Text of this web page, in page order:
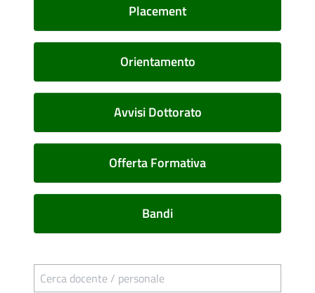
Placement
Orientamento
Avvisi Dottorato
Offerta Formativa
Bandi
Cerca docente / personale